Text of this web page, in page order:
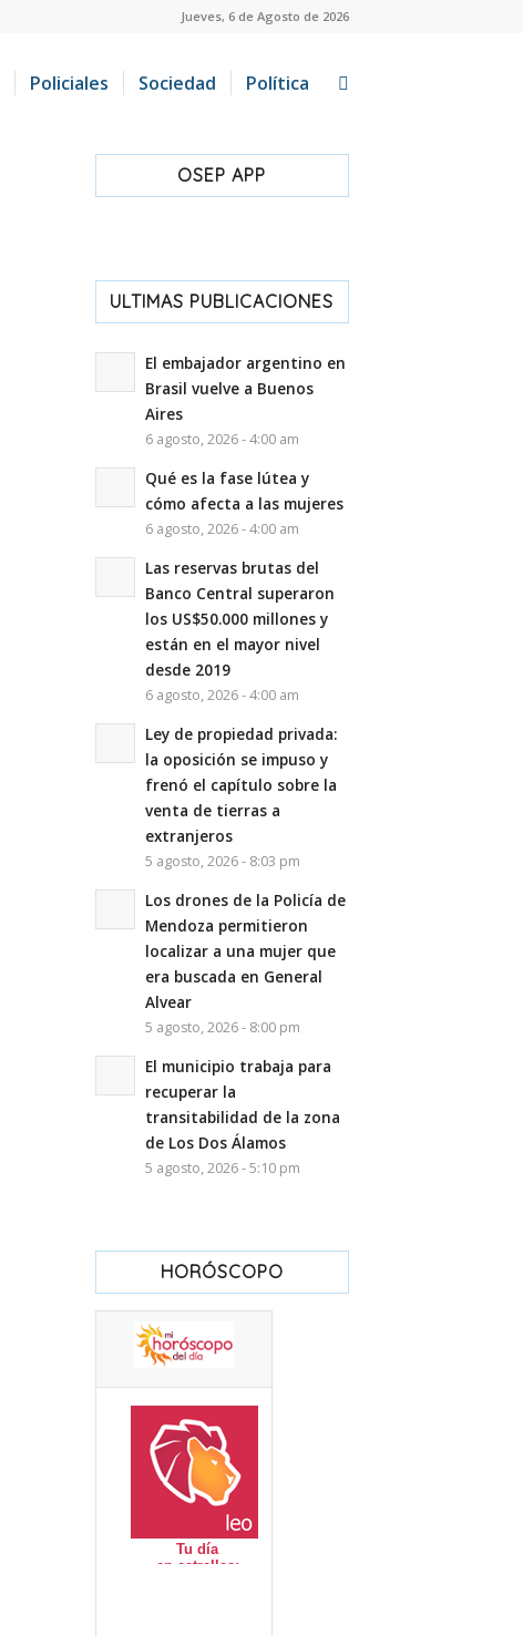
Jueves, 6 de Agosto de 2026
Policiales Sociedad Política
OSEP APP
ULTIMAS PUBLICACIONES
El embajador argentino en
Brasil vuelve a Buenos
Aires
6 agosto, 2026 - 4:00 am
Qué es la fase lútea y
cómo afecta a las mujeres
6 agosto, 2026 - 4:00 am
Las reservas brutas del
Banco Central superaron
los US$50.000 millones y
están en el mayor nivel
desde 2019
6 agosto, 2026 - 4:00 am
Ley de propiedad privada:
la oposición se impuso y
frenó el capítulo sobre la
venta de tierras a
extranjeros
5 agosto, 2026 - 8:03 pm
Los drones de la Policía de
Mendoza permitieron
localizar a una mujer que
era buscada en General
Alvear
5 agosto, 2026 - 8:00 pm
El municipio trabaja para
recuperar la
transitabilidad de la zona
de Los Dos Álamos
5 agosto, 2026 - 5:10 pm
HORÓSCOPO